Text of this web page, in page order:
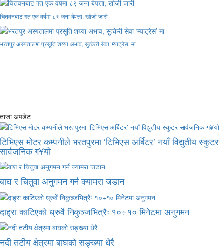
चितवनबाट गत एक वर्षमा ८९ जना बेपत्ता, खोजी जारी
भरतपुर अस्पतालमा प्रसूति शय्या अभाव, सुत्केरी सेवा ‘म्याट्रेस’ मा
ताजा अपडेट
टिभिएस मोटर कम्पनीले भरतपुरमा ‘टिभिएस अर्बिटर’ नयाँ विद्युतीय स्कुटर
सार्वजनिक ग¥यो
बाघ र चितुवा अनुगमन गर्न क्यामरा जडान
दाह्रा काटिएको ध्रुर्वे निकुञ्जभित्रैः १०÷१० मिनेटमा अनुगमन
नदी तटीय क्षेत्रमा बाघको सङ्ख्या धेरै